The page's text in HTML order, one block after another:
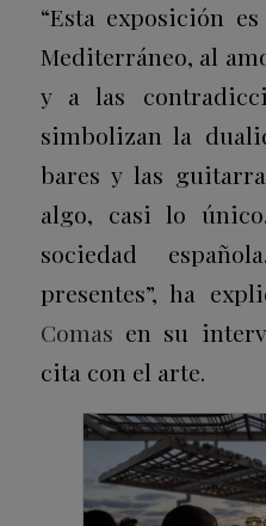
“Esta exposición
Mediterráneo, al
y a las
simbolizan la
bares y las
algo, casi lo
sociedad
presentes”, ha
Comas en su
cita con el arte.